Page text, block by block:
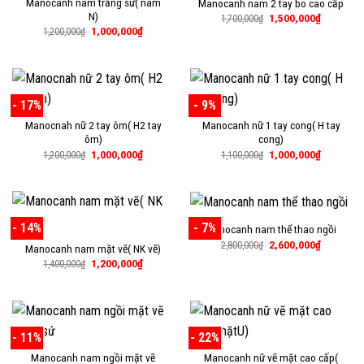
N)
1,200,000₫ Giá
gốc
1,000,000₫Giá
hiện
1,000,000₫.
Manocanh nam 2 tay bo cao cấp
1,700,000₫ Giá
gốc
1,500,000₫Giá
hiện
- 17%
Manocnah nữ 2 tay ôm( H2 tay
ôm)
1,200,000₫ Giá
gốc
1,000,000₫Giá
hiện
1,000,000₫.
- 9%
Manocanh nữ 1 tay cong( H tay
cong)
1,100,000₫ Giá
gốc
1,000,000₫Giá
hiện
- 14%
Manocanh nam mặt vẽ( NK vẽ)
1,400,000₫ Giá
gốc
1,200,000₫Giá
hiện
1,200,000₫.
- 7%Manocanh nam thể thao ngồi
2,800,000₫ Giá
gốc
2,600,000₫Giá
hiện
- 11%
Manocanh nam ngồi mặt vẽ
- 22%
Manocanh nữ vẽ mặt cao cấp(